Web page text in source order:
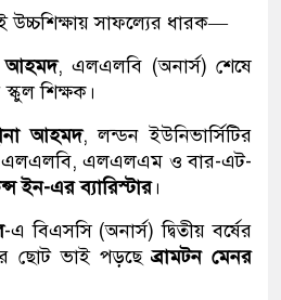
উচ্চশিক্ষায় সাফল্যের ধারক—
আহমদ, এলএলবি (অনার্স) শেষে
স্কুল শিক্ষক।
আহমদ, লন্ডন ইউনিভার্সিটির
এলএলবি, এলএলএম ও বার-এট-
ইন-এর ব্যারিস্টার।
-এ বিএসসি (অনার্স) দ্বিতীয় বর্ষের
ছোট ভাই পড়ছেব্রামটন মেনর